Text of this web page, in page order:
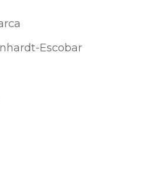
Escobar